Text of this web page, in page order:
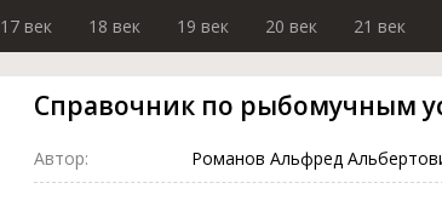
17 век 18 век 19 век 20 век 21 век
Справочник по рыбомучным
Автор: Романов Альфред